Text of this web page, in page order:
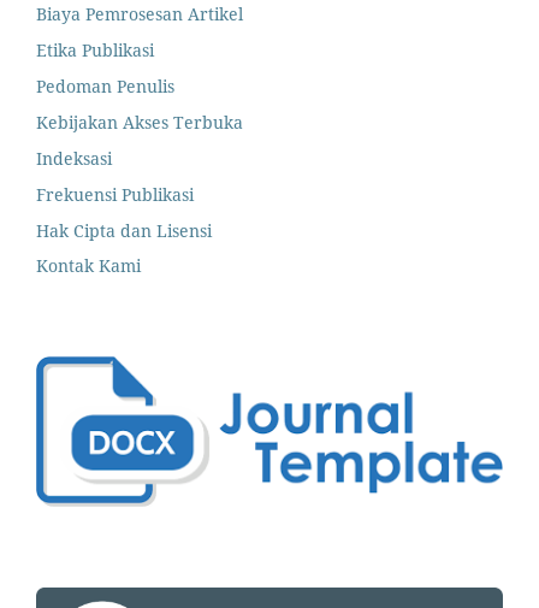
Biaya Pemrosesan Artikel
Etika Publikasi
Pedoman Penulis
Kebijakan Akses Terbuka
Indeksasi
Frekuensi Publikasi
Hak Cipta dan Lisensi
Kontak Kami